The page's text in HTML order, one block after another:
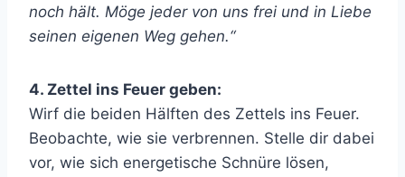
noch hält. Möge jeder von uns frei und in Liebe
seinen eigenen Weg gehen.“
4. Zettel ins Feuer geben:
Wirf die beiden Hälften des Zettels ins Feuer.
Beobachte, wie sie verbrennen. Stelle dir dabei
vor, wie sich energetische Schnüre lösen,